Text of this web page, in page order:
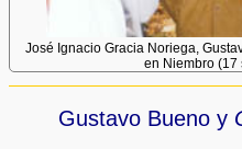
José Ignacio Gracia Noriega,
en Niembro (17
Gustavo Bueno y